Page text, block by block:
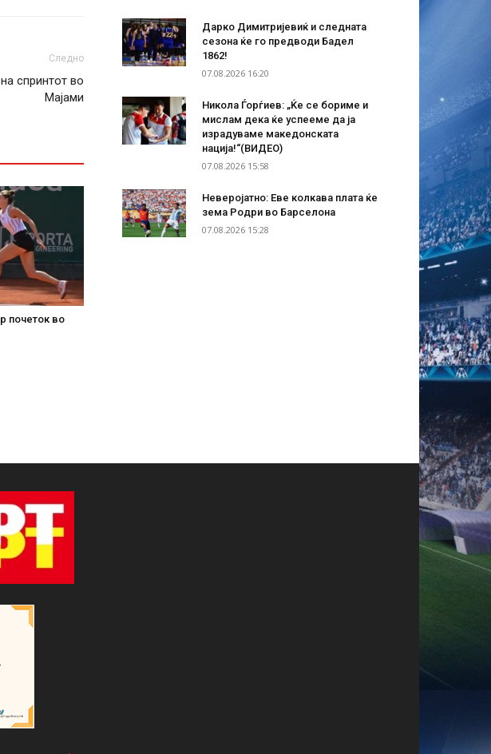
Следно
спринтот во
Мајами
почеток во
Дарко Димитријевиќ и следната
сезона ќе го предводи Бадел
1862!
07.08.2026 16:20
Никола Ѓорѓиев: „Ќе се бориме и
мислам дека ќе успееме да ја
израдуваме македонската
нација!“(ВИДЕО)
07.08.2026 15:58
Неверојатно: Еве колкава плата ќе
зема Родри во Барселона
07.08.2026 15:28